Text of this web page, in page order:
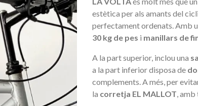
estètica per als amants del
perfectament ordenats. Amb
30 kg de pes i manillars de
A la part superior, inclou una
a la part inferior disposa de
complements. A més, per
la corretja EL MALLOT,
Triar opció
Maleta Secur Line